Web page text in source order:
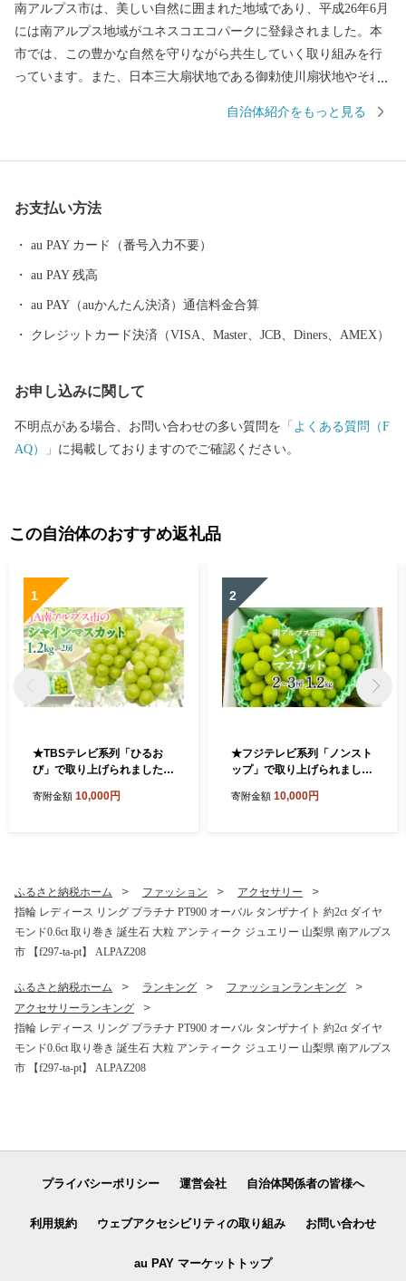
南アルプス市は、美しい自然に囲まれた地域であり、平成26年6月
には南アルプス地域がユネスコエコパークに登録されました。本
市では、この豊かな自然を守りながら共生していく取り組みを行
っています。また、日本三大扇状地である御勅使川扇状地やそれ
さんのフルーツが実ります。 南アルプスの大地で育まれたフルー
ていただきますので、ふるさと納税で南アルプス市への応援にご
自治体紹介をもっと見る
お支払い方法
au PAY カード（番号入力不要）
au PAY 残高
au PAY（auかんたん決済）通信料金合算
クレジットカード決済（VISA、Master、JCB、Diners、AMEX）
お申し込みに関して
不明点がある場合、お問い合わせの多い質問を 「よくある質問（F
AQ）」 に掲載しておりますのでご確認ください。
この自治体のおすすめ返礼品
1
★TBSテレビ系列「ひるお
び」で取り上げられました！
絶品！南アルプス市産シャイ
ト 家庭用 1.2キロ 2026年 JA
JA南アルプス市 南アルプス |
寄附金額 10,000円
2
★フジテレビ系列「ノンスト
ップ」で取り上げられまし
約＞南アルプス市産シャイン
寄附金額 10,000円
ふるさと納税ホーム ファッション
アクセサリー
指輪 レディース リング プラチナ PT900 オーバル タンザナイト 約2ct ダイヤ
モンド0.6ct 取り巻き 誕生石 大粒 アンティーク ジュエリー 山梨県 南アルプス
市 【f297-ta-pt】 ALPAZ208
ふるさと納税ホーム ランキング
ファッションランキング
アクセサリーランキング
指輪 レディース リング プラチナ PT900 オーバル タンザナイト 約2ct ダイヤ
モンド0.6ct 取り巻き 誕生石 大粒 アンティーク ジュエリー 山梨県 南アルプス
市 【f297-ta-pt】 ALPAZ208
プライバシーポリシー 運営会社 自治体関係者の皆様へ
利用規約 ウェブアクセシビリティの取り組み お問い合わせ
au PAY マーケットトップ